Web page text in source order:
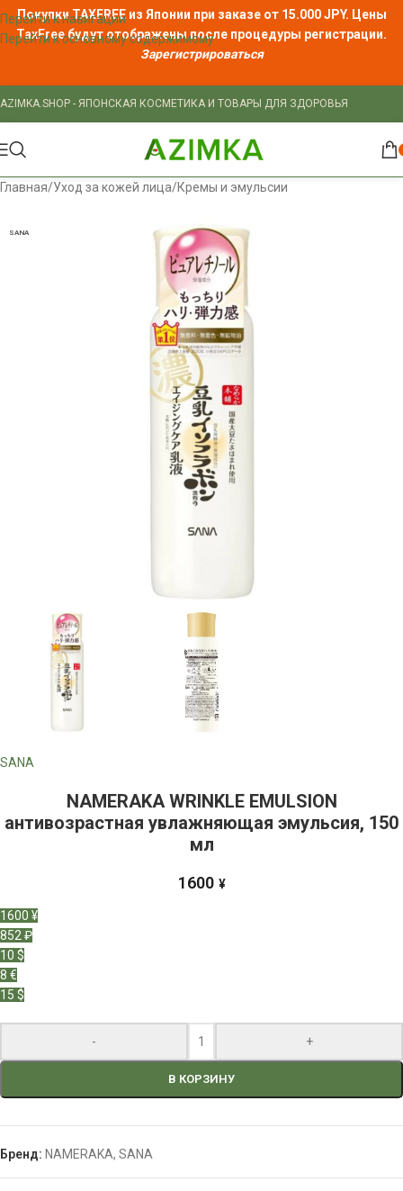
Перейти к навигации
Перейти к основному содержимому
Покупки TAXFREE из Японии при заказе от 15.000 JPY. Цены
TaxFreeбудут отображены после процедуры регистрации.
Зарегистрироваться
AZIMKA.SHOP - ЯПОНСКАЯ КОСМЕТИКА И ТОВАРЫ ДЛЯ ЗДОРОВЬЯ
Главная/Уход за кожей лица/Кремы и эмульсии
SANA
SANA
NAMERAKA WRINKLE EMULSION
антивозрастная увлажняющая эмульсия, 150
мл
1600 ¥
1600 ¥
852 ₽
10 $
8 €
15 $
- +
В КОРЗИНУ
Бренд: NAMERAKA, SANA